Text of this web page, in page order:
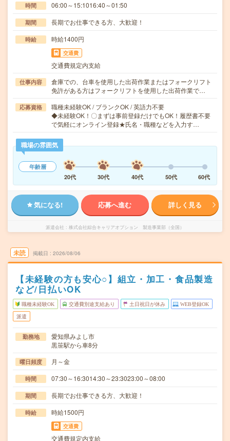
時間 06:00～15:1016:40～01:50
期間 長期でお仕事できる方、大歓迎！
時給 時給1400円
交通費
交通費規定内支給
仕事内容
倉庫での、台車を使用した出荷作業またはフォークリフト
免許がある方はフォークリフトを使用した出荷作業で…
応募資格
職種未経験OK / ブランクOK / 英語力不要
◆未経験OK！〇まずは事前登録だけでもOK！履歴書不要
で気軽にオンライン登録★氏名・職種などを入力す…
職場の雰囲気
年齢層
20代
30代 40代 50代 60代
気になる! 応募へ進む 詳しく見る
派遣会社 株式会社綜合キャリアオプション 製造事業部（全国）
未読 掲載日 2026/08/06
【未経験の方も安心○】組立・加工・食品製造
など/日払いOK
職種未経験OK 交通費別途支給あり 土日祝日が休み WEB登録OK
派遣
勤務地
愛知県みよし市
黒笹駅から車8分
曜日頻度 月～金
時間 07:30～16:3014:30～23:3023:00～08:00
期間 長期でお仕事できる方、大歓迎！
時給 時給1500円
交通費
交通費規定内支給